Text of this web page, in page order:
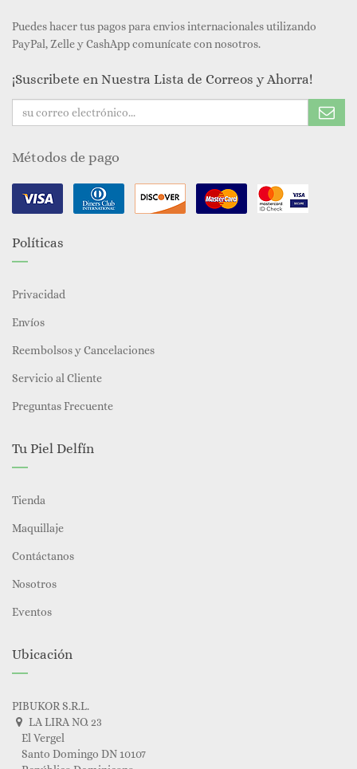
Puedes hacer tus pagos para envios internacionales utilizando
PayPal, Zelle y CashApp comunícate con nosotros.
¡Suscribete en Nuestra Lista de Correos y Ahorra!
Métodos de pago
Políticas
Privacidad
Envíos
Reembolsos y Cancelaciones
Servicio al Cliente
Preguntas Frecuente
Tu Piel Delfín
Tienda
Maquillaje
Contáctanos
Nosotros
Eventos
Ubicación
PIBUKOR S.R.L.
LA LIRA NO. 23
El Vergel
Santo Domingo DN 10107